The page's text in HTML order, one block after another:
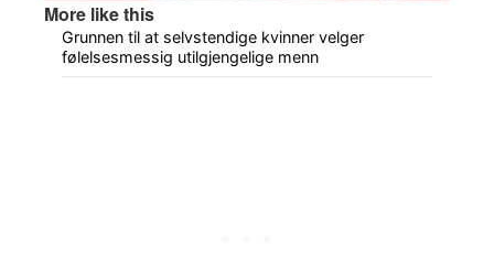
More like this
Grunnen til at selvstendige kvinner velger
følelsesmessig utilgjengelige menn